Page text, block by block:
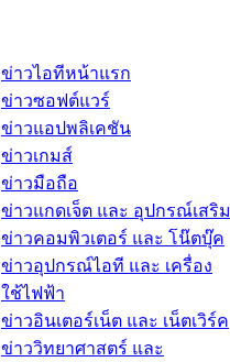
ข่าวไอทีหน้าแรก
ข่าวซอฟต์แวร์
ข่าวแอปพลิเคชัน
ข่าวเกมส์
ข่าวมือถือ
ข่าวแกดเจ็ต และ อุปกรณ์เสริม
ข่าวคอมพิวเตอร์ และ โน๊ตบุ๊ค
ข่าวอุปกรณ์ไอที และ เครื่อง
ใช้ไฟฟ้า
ข่าวอินเตอร์เน็ต และ เน็ตเวิร์ค
ข่าววิทยาศาสตร์ และ